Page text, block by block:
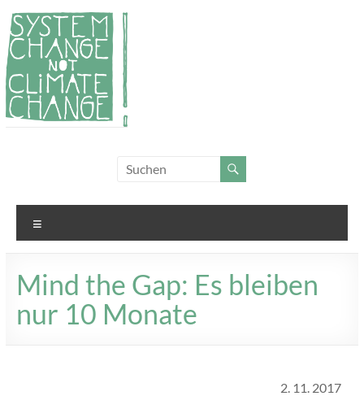
Zum
Inhalt
springen
Change!
Mind the Gap: Es bleiben
nur 10 Monate
2. 11. 2017